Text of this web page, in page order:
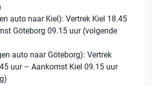
auto naar Kiel): Vertrek Kiel 18.45
Göteborg 09.15 uur (volgende
auto naar Göteborg): Vertrek
uur – Aankomst Kiel 09.15 uur